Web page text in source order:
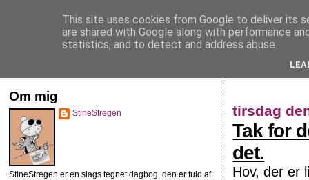
StineStregen
tirsdag
Tak for
det.
Hov, der er
Om mig
StineStregen
StineStregen er en slags tegnet dagbog, den er fuld af
This site uses cookies from Google to deliver its
are shared with Google along with performance
statistics, and to detect and address abuse.